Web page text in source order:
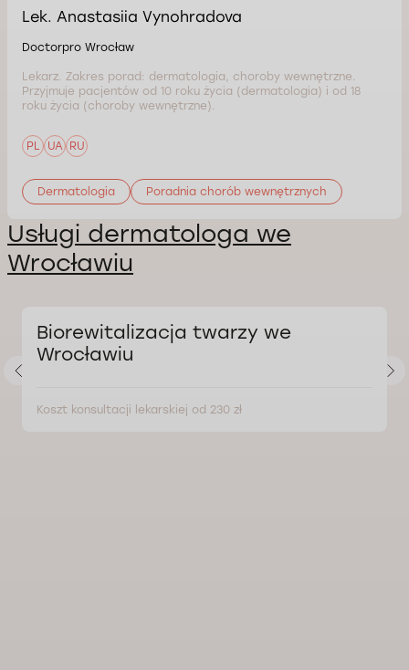
Lek. Anastasiia Vynohradova
Doctorpro Wrocław
Lekarz. Zakres porad: dermatologia, choroby wewnętrzne.
Przyjmuje pacjentów od 10 roku życia (dermatologia) i od 18
roku życia (choroby wewnętrzne).
PL UA RU
Dermatologia Poradnia chorób wewnętrznych
Usługi dermatologa we
Wrocławiu
Biorewitalizacja twarzy we
Wrocławiu
Koszt konsultacji lekarskiej od 230 zł